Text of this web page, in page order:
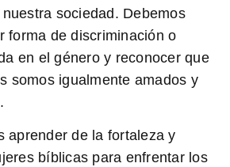
sociedad. Debemos
forma de discriminación o
en el género y reconocer que
somos igualmente amados y
aprender de la fortaleza y
bíblicas para enfrentar los